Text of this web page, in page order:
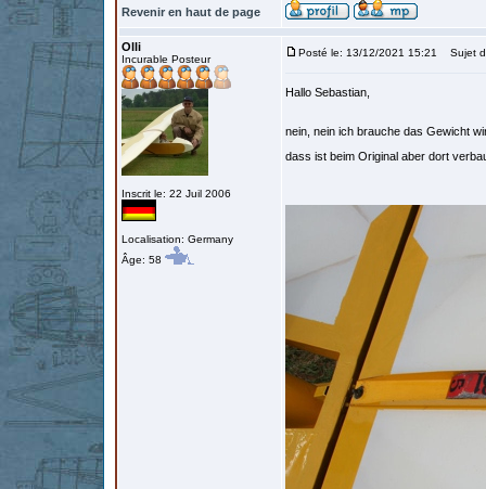
Revenir en haut de page
Olli
Incurable Posteur
Inscrit le: 22 Juil 2006
Localisation: Germany
Âge: 58
Posté le: 13/12/2021 15:21 Sujet
Hallo Sebastian,
nein, nein ich brauche das Gewicht
dass ist beim Original aber dort